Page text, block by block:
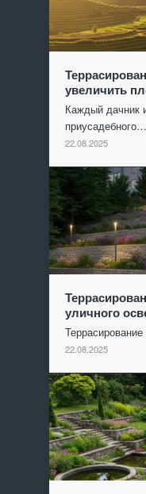
увеличить
Каждый дачник
приусадебного…
22.08.2025
уличного
22.08.2025